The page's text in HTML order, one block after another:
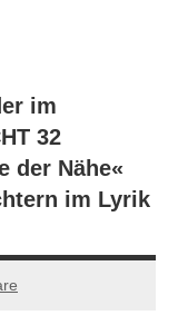
im
32
der Nähe«
im Lyrik